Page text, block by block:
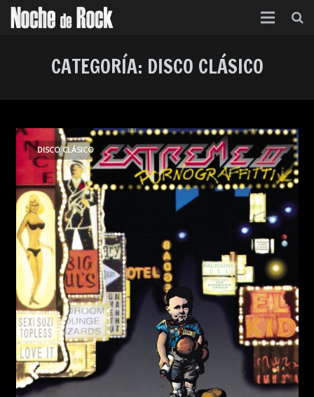
Foro
Contacto
Acerca de
CATEGORÍA: DISCO CLÁSICO
DISCO CLÁSICO